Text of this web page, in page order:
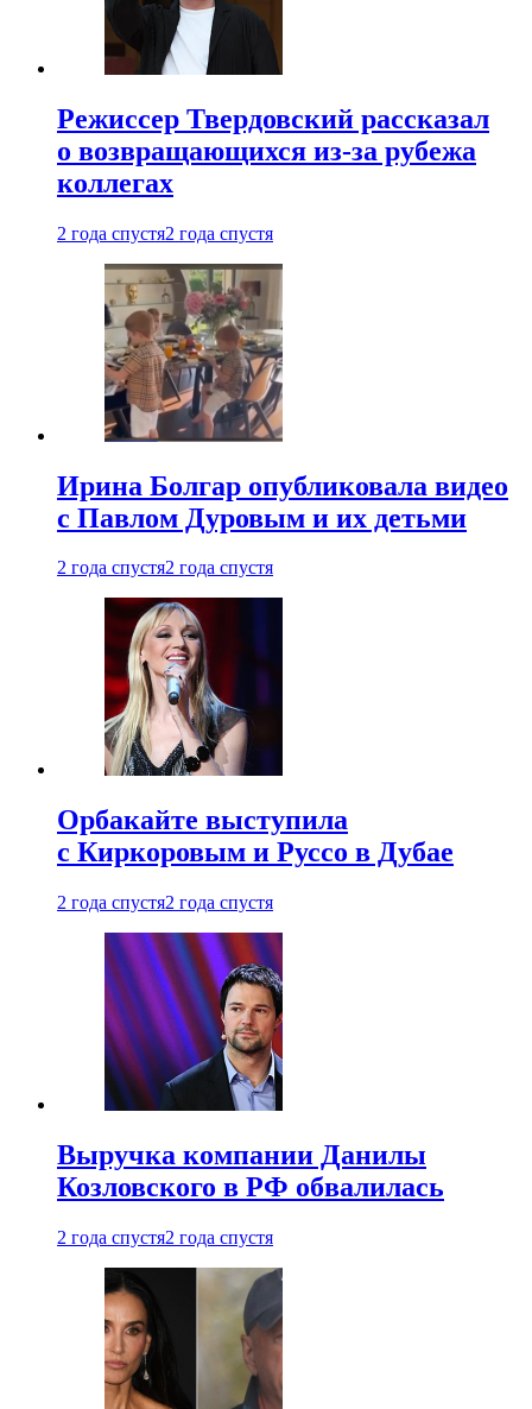
Режиссер Твердовский рассказал
о возвращающихся из-за рубежа
коллегах
2 года спустя2 года спустя
Ирина Болгар опубликовала видео
с Павлом Дуровым и их детьми
2 года спустя2 года спустя
Орбакайте выступила
с Киркоровым и Руссо в Дубае
2 года спустя2 года спустя
Выручка компании Данилы
Козловского в РФ обвалилась
2 года спустя2 года спустя